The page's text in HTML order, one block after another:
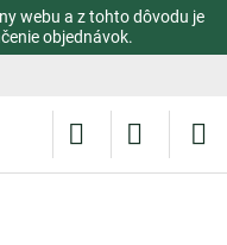
webu a z tohto dôvodu je
objednávok.